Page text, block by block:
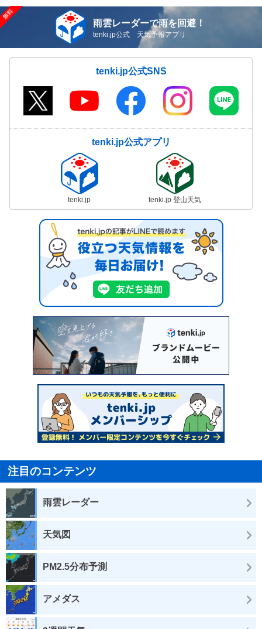
雨雲レーダーで雨を回避！
tenki.jp公式 天気予報アプリ
tenki.jp公式SNS
tenki.jp公式アプリ
tenki.jp tenki.jp 登山天気
注目のコンテンツ
雨雲レーダー
天気図
PM2.5分布予測
アメダス